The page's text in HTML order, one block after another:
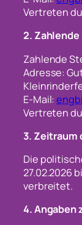
Vertreten
2.
Zahlende
Adresse:
E-Mail:
Vertreten
3. Zeitraum
Die
27.02.2026
verbreitet.
4. Angaben